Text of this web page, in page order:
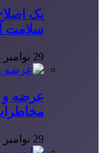
یک
سلامت
29 نوامبر 2024
عرضه و
29 نوامبر 2024